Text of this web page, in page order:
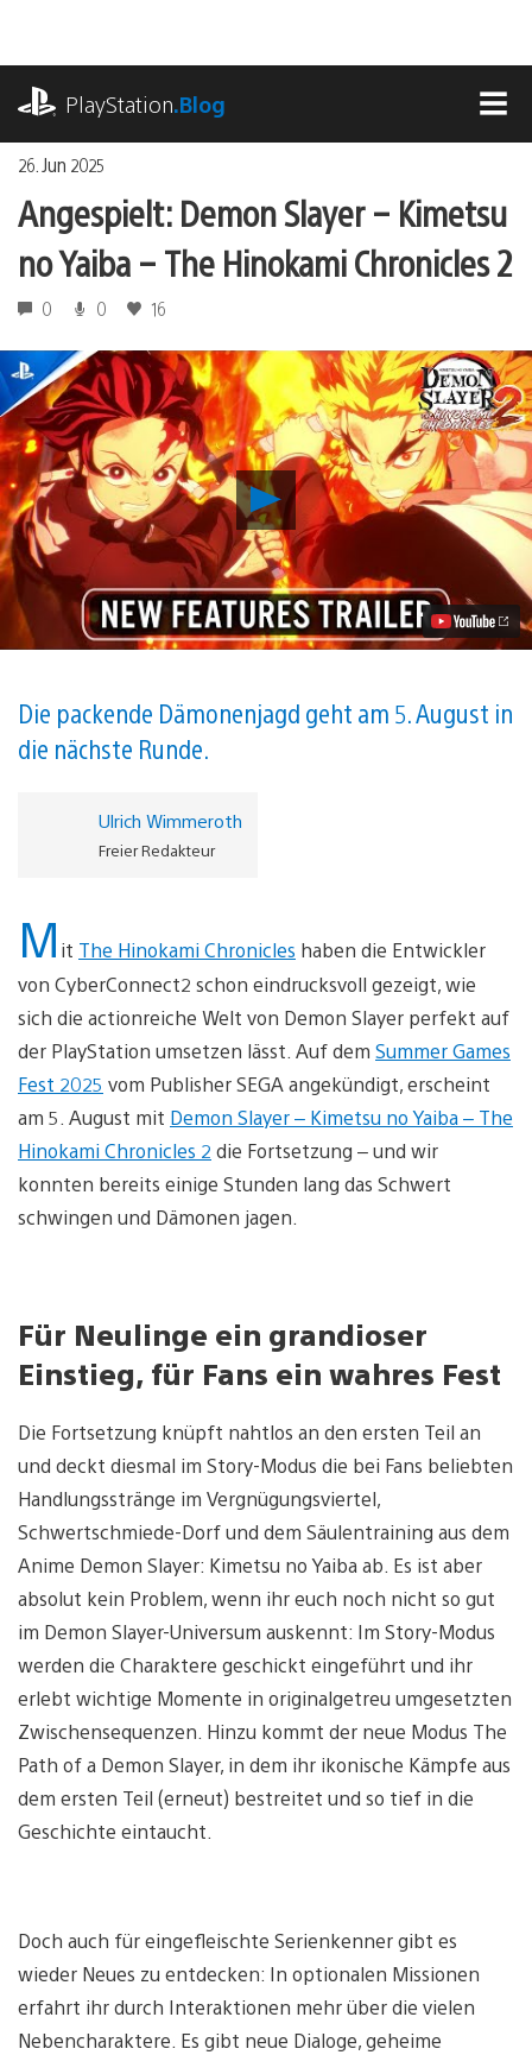
springen
PlayStation.Blog
26. Jun 2025
Angespielt: Demon Slayer – Kimetsu
no Yaiba – The Hinokami Chronicles 2
0 0 16
Angespielt:
Demon
Slayer
–
Kimetsu
no
Yaiba
–
Chronicles
2
Die packende Dämonenjagd geht am 5. August in
die nächste Runde.
Ulrich Wimmeroth
Freier Redakteur
M it The Hinokami Chronicles haben die Entwickler
von CyberConnect2 schon eindrucksvoll gezeigt, wie
sich die actionreiche Welt von Demon Slayer perfekt auf
der PlayStation umsetzen lässt. Auf dem Summer Games
Fest 2025 vom Publisher SEGA angekündigt, erscheint
am 5. August mit Demon Slayer – Kimetsu no Yaiba – The
Hinokami Chronicles 2 die Fortsetzung – und wir
konnten bereits einige Stunden lang das Schwert
schwingen und Dämonen jagen.
Für Neulinge ein grandioser
Einstieg, für Fans ein wahres Fest
Die Fortsetzung knüpft nahtlos an den ersten Teil an
und deckt diesmal im Story-Modus die bei Fans beliebten
Handlungsstränge im Vergnügungsviertel,
Schwertschmiede-Dorf und dem Säulentraining aus dem
Anime Demon Slayer: Kimetsu no Yaiba ab. Es ist aber
absolut kein Problem, wenn ihr euch noch nicht so gut
im Demon Slayer-Universum auskennt: Im Story-Modus
werden die Charaktere geschickt eingeführt und ihr
erlebt wichtige Momente in originalgetreu umgesetzten
Zwischensequenzen. Hinzu kommt der neue Modus The
Path of a Demon Slayer, in dem ihr ikonische Kämpfe aus
dem ersten Teil (erneut) bestreitet und so tief in die
Geschichte eintaucht.
Doch auch für eingefleischte Serienkenner gibt es
wieder Neues zu entdecken: In optionalen Missionen
erfahrt ihr durch Interaktionen mehr über die vielen
Nebencharaktere. Es gibt neue Dialoge, geheime